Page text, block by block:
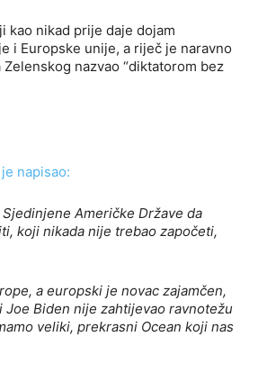
kao nikad prije daje dojam
i Europske unije, a riječ je naravno
nazvao “diktatorom bez
napisao:
Američke Države da
koji nikada nije trebao započeti,
a europski je novac zajamčen,
Biden nije zahtijevao ravnotežu
veliki, prekrasni Ocean koji nas